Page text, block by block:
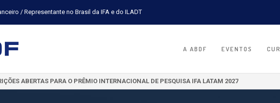
/ Representante no Brasil da IFA e do ILADT
A ABDF EVENTOS
ABERTAS PARA A TURMA 2026.2 DA PÓS-GRADUAÇÃO EM JURISPRUDÊNCIA